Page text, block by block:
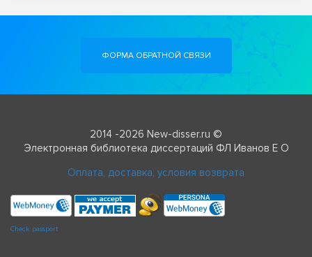
ФОРМА ОБРАТНОЙ СВЯЗИ
2014 -2026 New-disser.ru ©
Электронная библиотека диссертаций ФЛ Иванов Е О
Оплата, доставка, условия возврата
Check passport